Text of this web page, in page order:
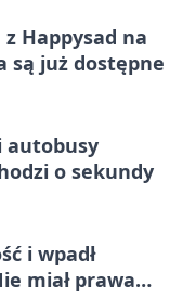
Happysad na
są już dostępne
autobusy
o sekundy
i wpadł
miał prawa